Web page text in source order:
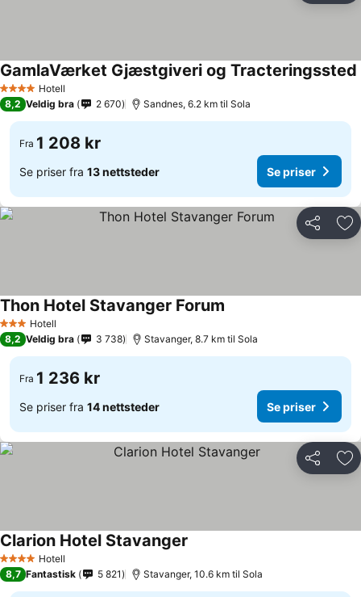
4 StjernerHotell
GamlaVærket Gjæstgiveri og Tracteringssted
8,2 Veldig bra 2 670 Sandnes, 6.2 km til Sola
Fra 1 208 kr
Se priser fra 13 nettsteder Se priser
Del
3 StjernerHotell
Thon Hotel Stavanger Forum
8,2 Veldig bra 3 738 Stavanger, 8.7 km til Sola
Fra 1 236 kr
Se priser fra 14 nettsteder Se priser
Del
4 StjernerHotell
Clarion Hotel Stavanger
8,7 Fantastisk 5 821 Stavanger, 10.6 km til Sola